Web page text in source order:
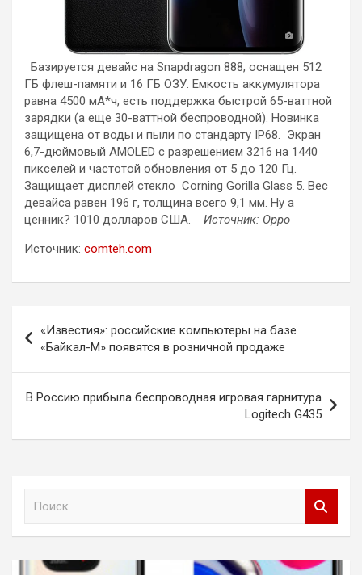
Базируется девайс на Snapdragon 888, оснащен 512
ГБ флеш-памяти и 16 ГБ ОЗУ. Емкость аккумулятора
равна 4500 мА*ч, есть поддержка быстрой 65-ваттной
зарядки (а еще 30-ваттной беспроводной). Новинка
защищена от воды и пыли по стандарту IP68. Экран
6,7-дюймовый AMOLED с разрешением 3216 на 1440
пикселей и частотой обновления от 5 до 120 Гц.
Защищает дисплей стекло Corning Gorilla Glass 5. Вес
девайса равен 196 г, толщина всего 9,1 мм. Ну а
ценник? 1010 долларов США. Источник: Oppo
Источник: comteh.com
по
записям
«Известия»: российские компьютеры на базе
«Байкал-М» появятся в розничной продаже
В Россию прибыла беспроводная игровая гарнитура
Logitech G435
к